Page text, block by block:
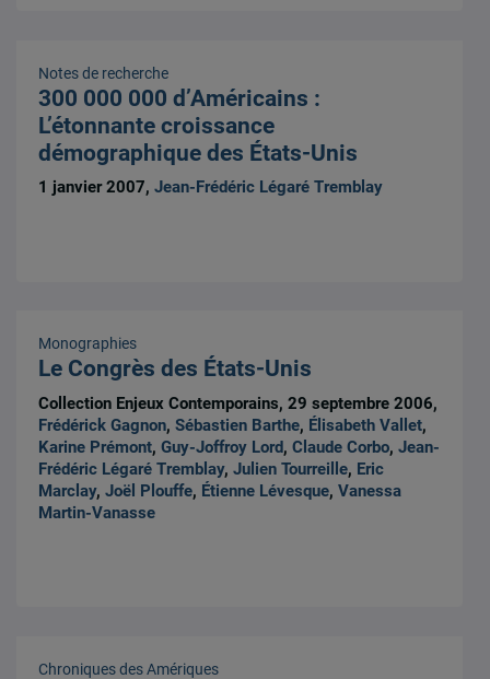
Notes de recherche
300 000 000 d’Américains :
L’étonnante croissance
démographique des États-Unis
1 janvier 2007,Jean-Frédéric Légaré Tremblay
Monographies
Le Congrès des États-Unis
Collection Enjeux Contemporains, 29 septembre 2006,
Frédérick Gagnon,Sébastien Barthe, Élisabeth Vallet,
Karine Prémont,Guy-Joffroy Lord,Claude Corbo,Jean-
Frédéric Légaré Tremblay,Julien Tourreille, Eric
Marclay,Joël Plouffe, Étienne Lévesque,Vanessa
Martin-Vanasse
Chroniques des Amériques